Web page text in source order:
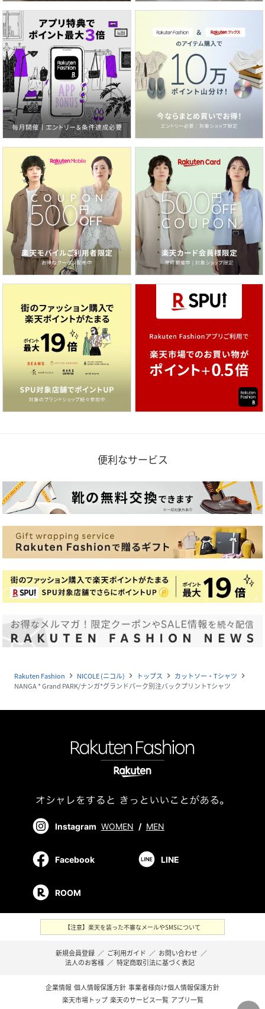
便利なサービス
Rakuten Fashion navigate_next NICOLE (ニコル) navigate_next トップス navigate_next カットソー・Tシャツ navigate_next
NANGA * Grand PARK/ナンガ*グランドパーク別注バックプリントTシャツ
Instagram WOMEN / MEN
Facebook LINE
ROOM
【注意】楽天を装った不審なメールやSMSについて
新規会員登録 ／ ご利用ガイド ／ お問い合わせ ／
法人のお客様 ／ 特定商取引法に基づく表記
企業情報 個人情報保護方針 事業者様向け個人情報保護方針
楽天市場トップ 楽天のサービス一覧 アプリ一覧